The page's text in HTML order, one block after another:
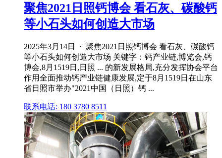
聚焦2021日照钙博会 看石灰、碳酸钙
等小石头如何创造大市场
2025年3月14日 · 聚焦2021日照钙博会 看石灰、碳酸钙
等小石头如何创造大市场 关键字：钙产业链,博览会,钙
博会,8月1519日,日照 ... 的新发展格局,充分发挥协会平台
作用全面推动钙产业链健康发展,定于8月1519日在山东
省日照市举办"2021中国（日照）钙 ...
联系电话: 180 3780 8511